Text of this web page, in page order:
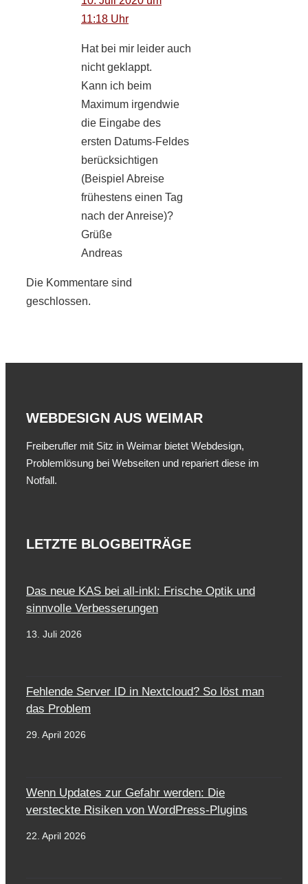
11:18 Uhr
Hat bei mir leider auch
nicht geklappt.
Kann ich beim
Maximum irgendwie
die Eingabe des
ersten Datums-Feldes
berücksichtigen
(Beispiel Abreise
frühestens einen Tag
nach der Anreise)?
Grüße
Andreas
Die Kommentare sind
geschlossen.
WEBDESIGN AUS WEIMAR
Freiberufler mit Sitz in Weimar bietet Webdesign,
Problemlösung bei Webseiten und repariert diese im
Notfall.
LETZTE BLOGBEITRÄGE
Das neue KAS bei all-inkl: Frische Optik und
sinnvolle Verbesserungen
13. Juli 2026
Fehlende Server ID in Nextcloud? So löst man
das Problem
29. April 2026
Wenn Updates zur Gefahr werden: Die
versteckte Risiken von WordPress-Plugins
22. April 2026